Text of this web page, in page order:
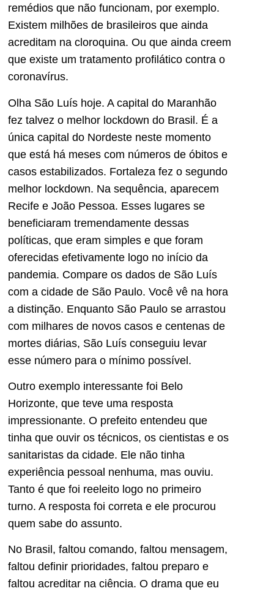
remédios que não funcionam, por exemplo.
Existem milhões de brasileiros que ainda
acreditam na cloroquina. Ou que ainda creem
que existe um tratamento profilático contra o
coronavírus.
Olha São Luís hoje. A capital do Maranhão
fez talvez o melhor lockdown do Brasil. É a
única capital do Nordeste neste momento
que está há meses com números de óbitos e
casos estabilizados. Fortaleza fez o segundo
melhor lockdown. Na sequência, aparecem
Recife e João Pessoa. Esses lugares se
beneficiaram tremendamente dessas
políticas, que eram simples e que foram
oferecidas efetivamente logo no início da
pandemia. Compare os dados de São Luís
com a cidade de São Paulo. Você vê na hora
a distinção. Enquanto São Paulo se arrastou
com milhares de novos casos e centenas de
mortes diárias, São Luís conseguiu levar
esse número para o mínimo possível.
Outro exemplo interessante foi Belo
Horizonte, que teve uma resposta
impressionante. O prefeito entendeu que
tinha que ouvir os técnicos, os cientistas e os
sanitaristas da cidade. Ele não tinha
experiência pessoal nenhuma, mas ouviu.
Tanto é que foi reeleito logo no primeiro
turno. A resposta foi correta e ele procurou
quem sabe do assunto.
No Brasil, faltou comando, faltou mensagem,
faltou definir prioridades, faltou preparo e
faltou acreditar na ciência. O drama que eu